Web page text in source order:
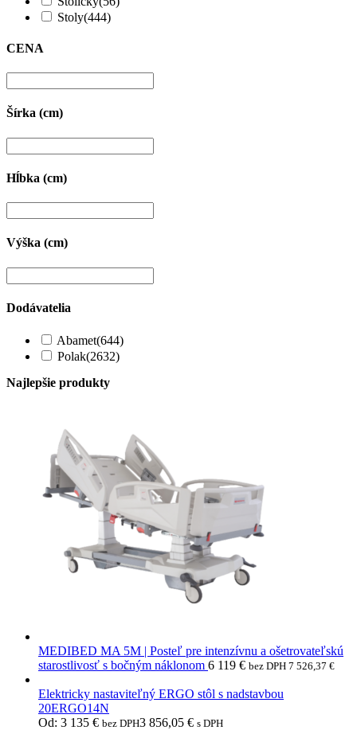
Stoly(444)
CENA
Šírka (cm)
Hĺbka (cm)
Výška (cm)
Dodávatelia
Abamet(644)
Polak(2632)
Najlepšie produkty
MEDIBED MA 5M | Posteľ pre intenzívnu a ošetrovateľskú
starostlivosť s bočným náklonom 6 119 € bez DPH 7 526,37 €
Elektricky nastaviteľný ERGO stôl s nadstavbou
20ERGO14N
Od: 3 135 € bez DPH3 856,05 € s DPH